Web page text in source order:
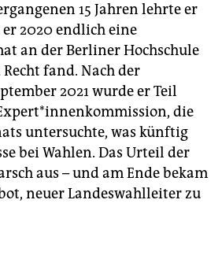
15 Jahren lehrte er
2020 endlich eine
an der Berliner Hochschule
fand. Nach der
2021 wurde er Teil
die
untersuchte, was künftig
bei Wahlen. Das Urteil der
aus – und am Ende bekam
neuer Landeswahlleiter zu